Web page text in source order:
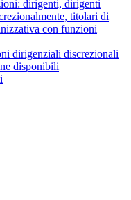
dirigenti, dirigenti
titolari di
con funzioni
dirigenziali discrezionali
disponibili